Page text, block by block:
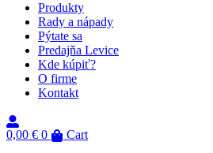
Produkty
Rady a nápady
Pýtate sa
Predajňa Levice
Kde kúpiť?
O firme
Kontakt
0,00 € 0 Cart